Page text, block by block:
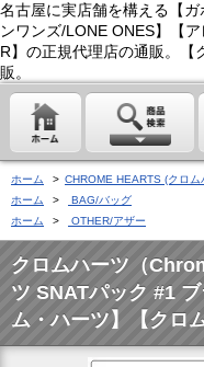
名古屋に実店舗を構える【
ンワンズ/LONE ONES】【
R】の正規代理店の通販。【
販。
ホーム > CHROME HEARTS (クロム
ホーム
>
BAG/バッグ
ホーム
> OTHER/アザー
クロムハーツ（
ツ SNATパック #1
ム・ハーツ】【クロ